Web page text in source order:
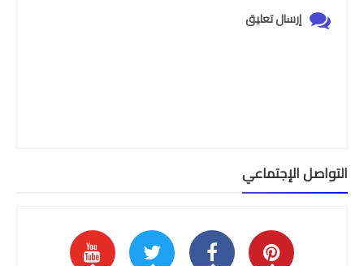
إرسال تعليق
التواصل الإجتماعي